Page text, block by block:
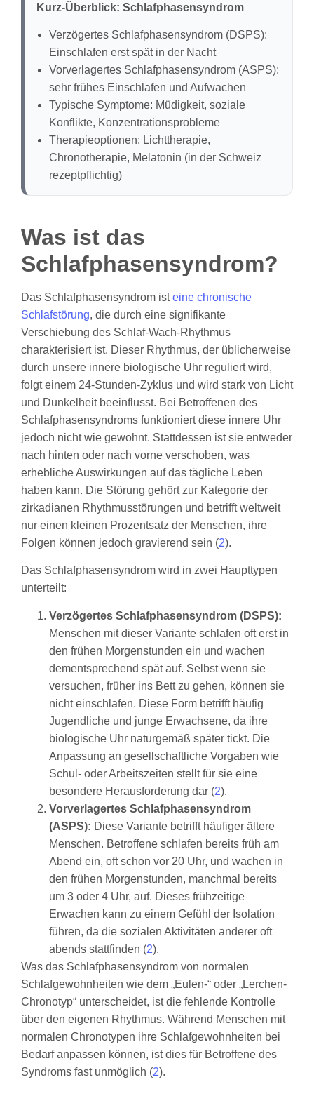
Kurz-Überblick: Schlafphasensyndrom
Verzögertes Schlafphasensyndrom (DSPS):
Einschlafen erst spät in der Nacht
Vorverlagertes Schlafphasensyndrom (ASPS):
sehr frühes Einschlafen und Aufwachen
Typische Symptome: Müdigkeit, soziale
Konflikte, Konzentrationsprobleme
Therapieoptionen: Lichttherapie,
Chronotherapie, Melatonin (in der Schweiz
rezeptpflichtig)
Was ist das
Schlafphasensyndrom?
Das Schlafphasensyndrom isteine chronische
Schlafstörung, die durch eine signifikante
Verschiebung des Schlaf-Wach-Rhythmus
charakterisiert ist. Dieser Rhythmus, der üblicherweise
durch unsere innere biologische Uhr reguliert wird,
folgt einem 24-Stunden-Zyklus und wird stark von Licht
und Dunkelheit beeinflusst. Bei Betroffenen des
Schlafphasensyndroms funktioniert diese innere Uhr
jedoch nicht wie gewohnt. Stattdessen ist sie entweder
nach hinten oder nach vorne verschoben, was
erhebliche Auswirkungen auf das tägliche Leben
haben kann. Die Störung gehört zur Kategorie der
zirkadianen Rhythmusstörungen und betrifft weltweit
nur einen kleinen Prozentsatz der Menschen, ihre
Folgen können jedoch gravierend sein (2).
Das Schlafphasensyndrom wird in zwei Haupttypen
unterteilt:
Verzögertes Schlafphasensyndrom (DSPS):
Menschen mit dieser Variante schlafen oft erst in
den frühen Morgenstunden ein und wachen
dementsprechend spät auf. Selbst wenn sie
versuchen, früher ins Bett zu gehen, können sie
nicht einschlafen. Diese Form betrifft häufig
Jugendliche und junge Erwachsene, da ihre
biologische Uhr naturgemäß später tickt. Die
Anpassung an gesellschaftliche Vorgaben wie
Schul- oder Arbeitszeiten stellt für sie eine
besondere Herausforderung dar (2).
Vorverlagertes Schlafphasensyndrom
(ASPS): Diese Variante betrifft häufiger ältere
Menschen. Betroffene schlafen bereits früh am
Abend ein, oft schon vor 20 Uhr, und wachen in
den frühen Morgenstunden, manchmal bereits
um 3 oder 4 Uhr, auf. Dieses frühzeitige
Erwachen kann zu einem Gefühl der Isolation
führen, da die sozialen Aktivitäten anderer oft
abends stattfinden (2).
Was das Schlafphasensyndrom von normalen
Schlafgewohnheiten wie dem „Eulen-“ oder „Lerchen-
Chronotyp“ unterscheidet, ist die fehlende Kontrolle
über den eigenen Rhythmus. Während Menschen mit
normalen Chronotypen ihre Schlafgewohnheiten bei
Bedarf anpassen können, ist dies für Betroffene des
Syndroms fast unmöglich (2).